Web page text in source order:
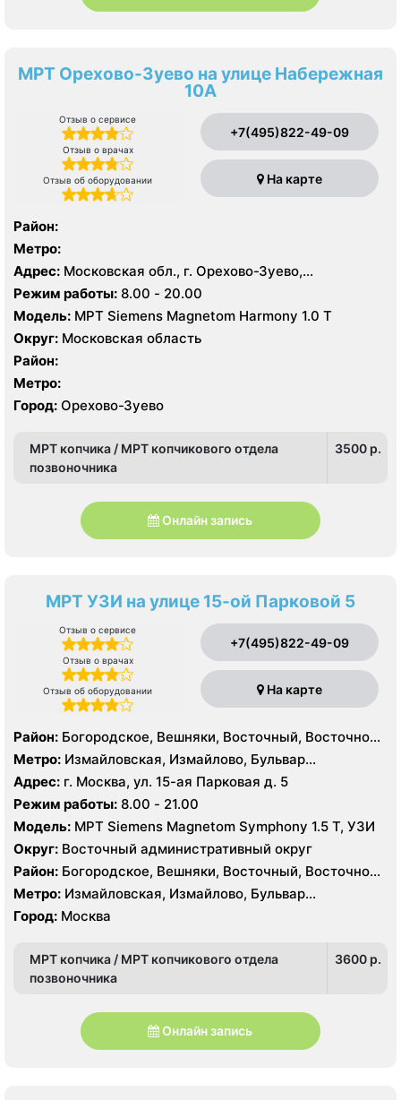
МРТ Орехово-Зуево на улице Набережная
10А
Отзыв о сервисе
Отзыв о врачах
Отзыв об оборудовании
+7(495)822-49-09
На карте
Район:
Метро:
Адрес: Московская обл., г. Орехово-Зуево,
Набережная ул., 10А
Режим работы: 8.00 - 20.00
Модель: МРТ Siemens Magnetom Harmony 1.0 Т
Округ: Московская область
Район:
Метро:
Город: Орехово-Зуево
МРТ копчика / МРТ копчикового отдела
позвоночника
3500 p.
Онлайн запись
МРТ УЗИ на улице 15-ой Парковой 5
Отзыв о сервисе
Отзыв о врачах
Отзыв об оборудовании
+7(495)822-49-09
На карте
Район: Богородское, Вешняки, Восточный, Восточное
Измайлово, Гольяново, Ивановское, Измайлово,
Косино-Ухтомский, Метрогородок, Новогиреево,
Новокосино, Перово, Преображенское, Северное
Измайлово, Соколиная Гора
Метро: Измайловская, Измайлово, Бульвар
Рокоссовского, Новогиреево, Новокосино,
Партизанская, Первомайская, Перово, Щелковская
Адрес: г. Москва, ул. 15-ая Парковая д. 5
Режим работы: 8.00 - 21.00
Модель: МРТ Siemens Magnetom Symphony 1.5 Т, УЗИ
Округ: Восточный административный округ
Район: Богородское, Вешняки, Восточный, Восточное
Измайлово, Гольяново, Ивановское, Измайлово,
Косино-Ухтомский, Метрогородок, Новогиреево,
Новокосино, Перово, Преображенское, Северное
Метро: Измайловская, Измайлово, Бульвар
Рокоссовского, Новогиреево, Новокосино,
Партизанская, Первомайская, Перово, Щелковская
Город: Москва
МРТ копчика / МРТ копчикового отдела
позвоночника
3600 p.
Онлайн запись